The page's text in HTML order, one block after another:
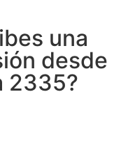
una
desde
2335?